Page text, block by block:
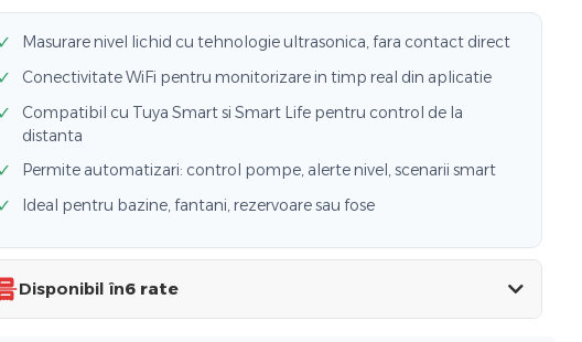
✓ Masurare nivel lichid cu tehnologie ultrasonica, fara contact direct
✓ Conectivitate WiFi pentru monitorizare in timp real din aplicatie
✓
Compatibil cu Tuya Smart si Smart Life pentru control de la
distanta
✓ Permite automatizari: control pompe, alerte nivel, scenarii smart
✓ Ideal pentru bazine, fantani, rezervoare sau fose
Disponibil în6 rate